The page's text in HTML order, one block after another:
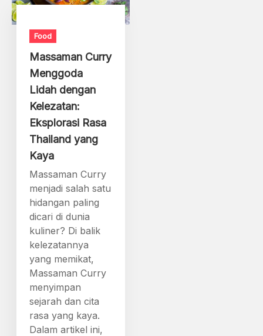
Food
Massaman Curry
Menggoda
Lidah dengan
Kelezatan:
Eksplorasi Rasa
Thailand yang
Kaya
Massaman Curry
menjadi salah satu
hidangan paling
dicari di dunia
kuliner? Di balik
kelezatannya
yang memikat,
Massaman Curry
menyimpan
sejarah dan cita
rasa yang kaya.
Dalam artikel ini,